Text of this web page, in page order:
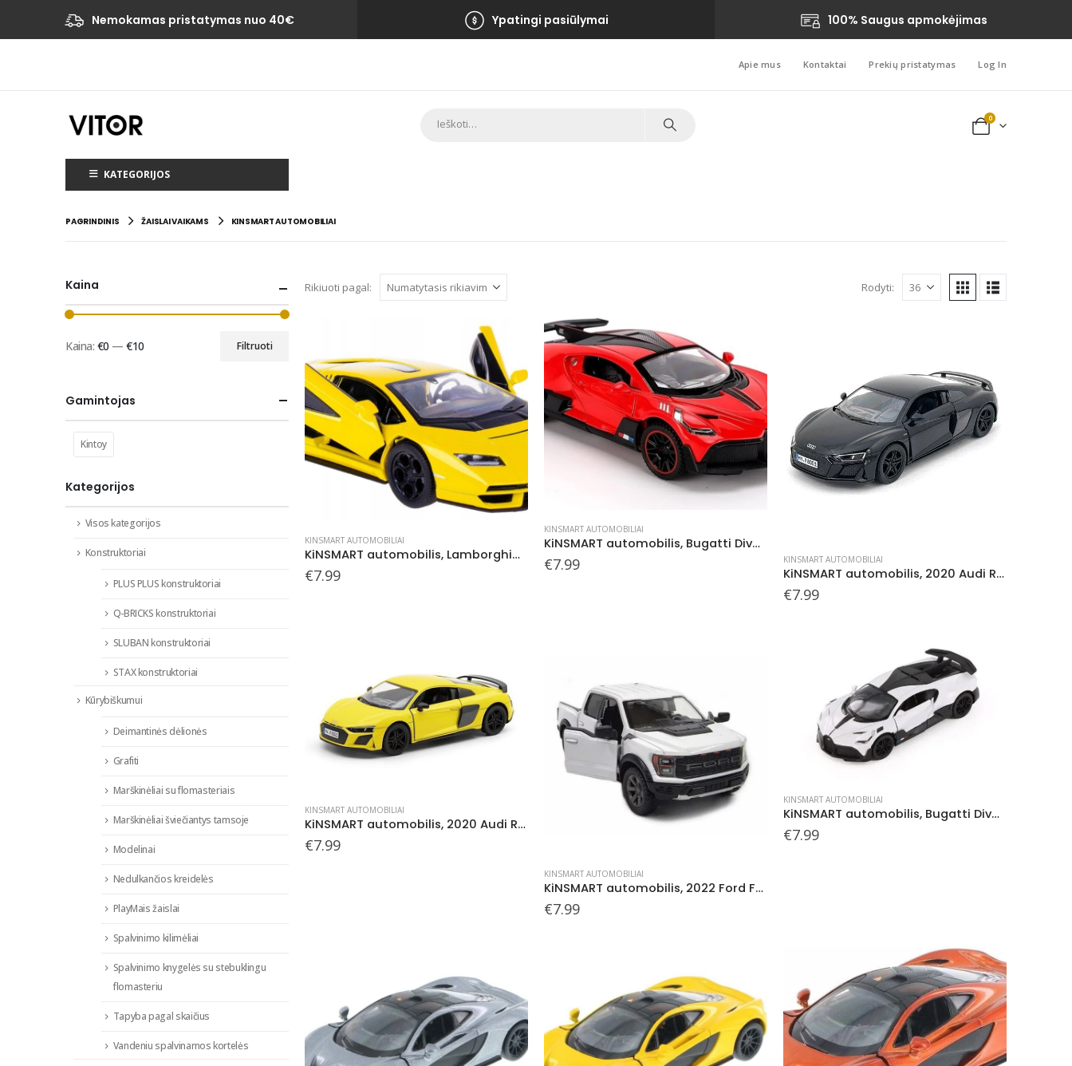
Nemokamas pristatymas nuo 40€ Ypatingi pasiūlymai 100% Saugus apmokėjimas
Apie mus Kontaktai Prekių pristatymas Log In
0
KATEGORIJOS
PAGRINDINIS ŽAISLAI VAIKAMS KINSMART AUTOMOBILIAI
Rikiuoti pagal: Rodyti:
KINSMART AUTOMOBILIAI
KiNSMART automobilis, Lamborghini Countach LPI 800-4, geltonas
€7.99
KINSMART AUTOMOBILIAI
KiNSMART automobilis, Bugatti Divo, raudonas
€7.99 KINSMART AUTOMOBILIAI
KiNSMART automobilis, 2020 Audi R8 Coupé, juodas
€7.99
KINSMART AUTOMOBILIAI
KiNSMART automobilis, 2020 Audi R8 Coupé, geltonas
€7.99
KINSMART AUTOMOBILIAI
KiNSMART automobilis, 2022 Ford F-150 Raptor, baltas
€7.99
KINSMART AUTOMOBILIAI
KiNSMART automobilis, Bugatti Divo, baltas
€7.99
Kaina
Filtruoti
Kaina: €0 —€10
Gamintojas
Kintoy
Kategorijos
Visos kategorijos
Konstruktoriai
PLUS PLUS konstruktoriai
Q-BRICKS konstruktoriai
SLUBAN konstruktoriai
STAX konstruktoriai
Kūrybiškumui
Deimantinės dėlionės
Grafiti
Marškinėliai su flomasteriais
Marškinėliai šviečiantys tamsoje
Modelinai
Nedulkančios kreidelės
PlayMais žaislai
Spalvinimo kilimėliai
Spalvinimo knygelės su stebuklingu
flomasteriu
Tapyba pagal skaičius
Vandeniu spalvinamos kortelės